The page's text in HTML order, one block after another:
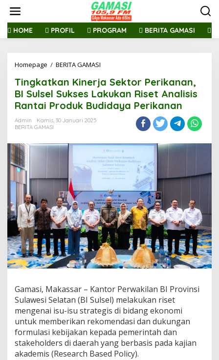
t
HOME PROFIL PROGRAM BERITA GAMASI
Homepage / BERITA GAMASI
n
g
k
a
n
K
i
n
e
j
a
S
e
k
t
o
r
P
k
a
n
a
n
,
B
Tingkatkan Kinerja Sektor Perikanan,
BI Sulsel Sukses Lakukan Riset Analisis
Rantai Produk Budidaya Perikanan
Admin
Kamis, 30 Januari 2025
BERITA GAMASI
Gamasi, Makassar – Kantor Perwakilan BI Provinsi
Sulawesi Selatan (BI Sulsel) melakukan riset
mengenai isu-isu strategis di bidang ekonomi
untuk memberikan rekomendasi dan dukungan
formulasi kebijakan kepada pemerintah dan
stakeholders di daerah yang berbasis pada kajian
akademis (Research Based Policy).